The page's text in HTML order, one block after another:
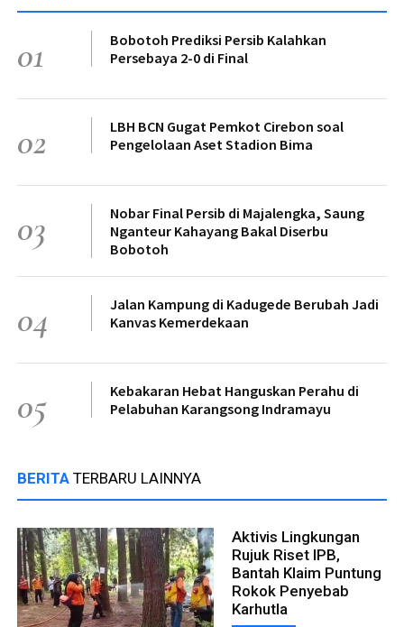
01
Bobotoh Prediksi Persib Kalahkan
Persebaya 2-0 di Final
02
LBH BCN Gugat Pemkot Cirebon soal
Pengelolaan Aset Stadion Bima
03
Nobar Final Persib di Majalengka, Saung
Nganteur Kahayang Bakal Diserbu
Bobotoh
04
Jalan Kampung di Kadugede Berubah Jadi
Kanvas Kemerdekaan
05
Kebakaran Hebat Hanguskan Perahu di
Pelabuhan Karangsong Indramayu
BERITA TERBARU LAINNYA
Aktivis Lingkungan
Rujuk Riset IPB,
Bantah Klaim Puntung
Rokok Penyebab
Karhutla